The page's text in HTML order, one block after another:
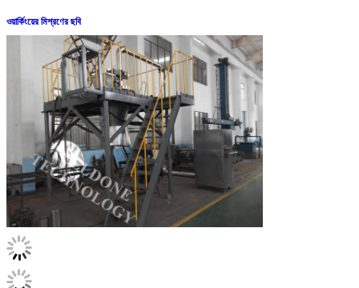
ওয়ার্কিংয়ের মিশ্রণের ছবি